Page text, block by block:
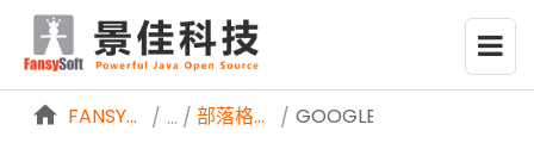
略過到內容
FANSYSOFTWEB / 部落格分享 / GOOGLE整合